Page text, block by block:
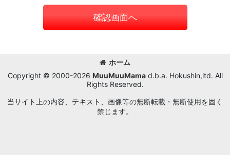
確認画面へ
ホーム
Copyright © 2000-2026 MuuMuuMamad.b.a. Hokushin,ltd. All
Rights Reserved.
当サイト上の内容、テキスト、画像等の無断転載・無断使用を固く
禁じます。